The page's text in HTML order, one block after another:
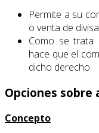
Permite a su
o venta de
Como se trata
hace que el
dicho derecho.
Opciones sobre
Concepto